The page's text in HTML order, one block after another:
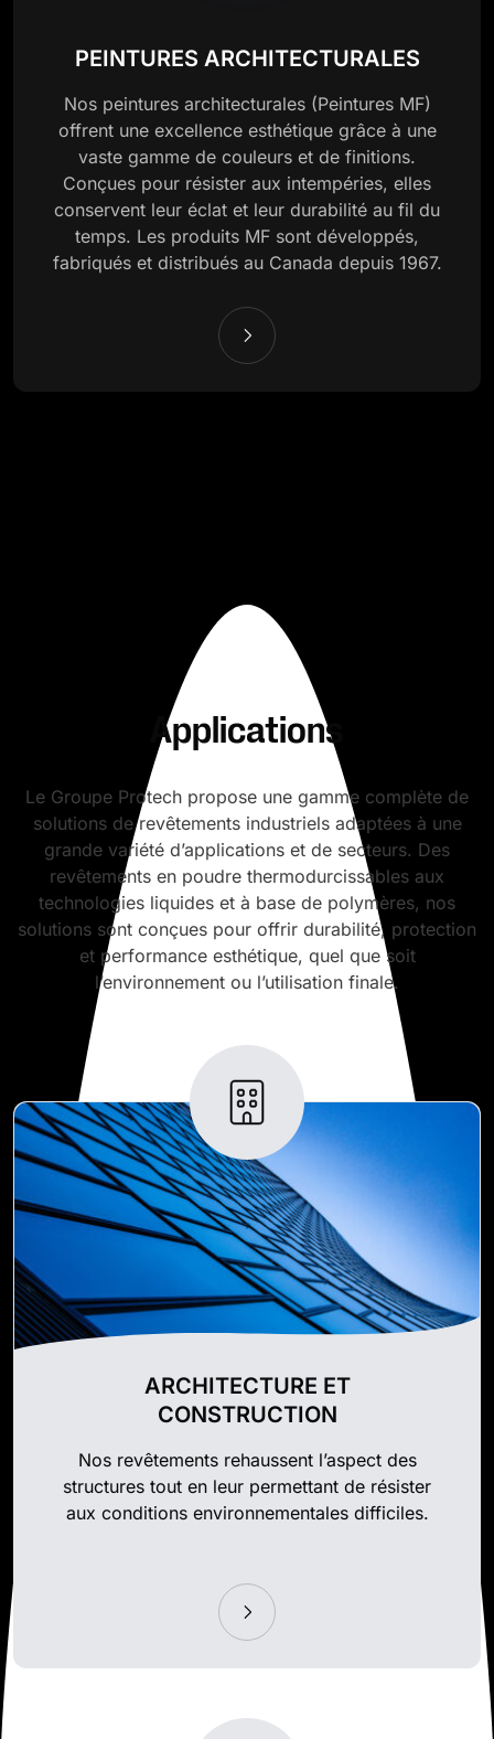
PEINTURES ARCHITECTURALES
Nos peintures architecturales (Peintures MF)
offrent une excellence esthétique grâce à une
vaste gamme de couleurs et de finitions.
Conçues pour résister aux intempéries, elles
conservent leur éclat et leur durabilité au fil du
temps. Les produits MF sont développés,
fabriqués et distribués au Canada depuis 1967.
Applications
Le Groupe Protech propose une gamme complète de
solutions de revêtements industriels adaptées à une
grande variété d’applications et de secteurs. Des
revêtements en poudre thermodurcissables aux
technologies liquides et à base de polymères, nos
solutions sont conçues pour offrir durabilité, protection
et performance esthétique, quel que soit
l’environnement ou l’utilisation finale.
ARCHITECTURE ET
CONSTRUCTION
Nos revêtements rehaussent l’aspect des
structures tout en leur permettant de résister
aux conditions environnementales difficiles.